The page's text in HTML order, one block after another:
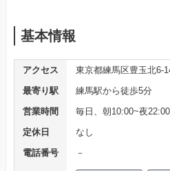
基本情報
アクセス
東京都練馬区豊玉北6-
最寄り駅
練馬駅から徒歩5分
営業時間
毎日、朝10:00~夜22:00
定休日
なし
電話番号
－